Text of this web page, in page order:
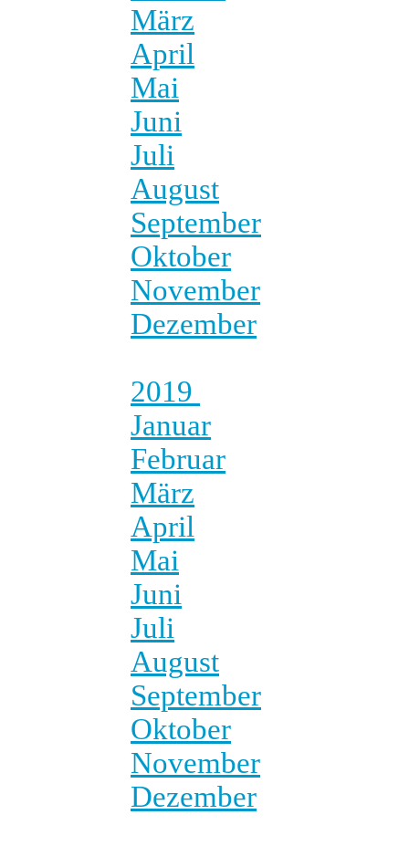
März
April
Mai
Juni
Juli
August
September
Oktober
November
Dezember
2019
Januar
Februar
März
April
Mai
Juni
Juli
August
September
Oktober
November
Dezember